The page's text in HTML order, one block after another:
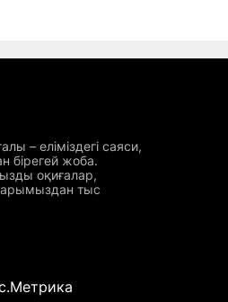
– еліміздегі саяси,
бірегей жоба.
оқиғалар,
тыс